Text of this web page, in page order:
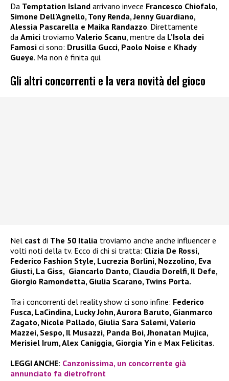
Da Temptation Island arrivano invece Francesco Chiofalo,
Simone Dell’Agnello, Tony Renda, Jenny Guardiano,
Alessia Pascarella e Maika Randazzo. Direttamente
da Amici troviamo Valerio Scanu , mentre da L’Isola dei
Famosi ci sono: Drusilla Gucci, Paolo Noise e Khady
Gueye. Ma non è finita qui.
Gli altri concorrenti e la vera novità del gioco
Nel cast di The 50 Italia troviamo anche anche influencer e
volti noti della tv. Ecco di chi si tratta: Clizia De Rossi,
Federico Fashion Style, Lucrezia Borlini, Nozzolino, Eva
Giusti, La Giss, Giancarlo Danto, Claudia Dorelfi, Il Defe,
Giorgio Ramondetta, Giulia Scarano, Twins Porta.
Tra i concorrenti del reality show ci sono infine: Federico
Fusca, LaCindina, Lucky John, Aurora Baruto, Gianmarco
Zagato, Nicole Pallado, Giulia Sara Salemi, Valerio
Mazzei, Sespo, Il Musazzi, Panda Boi, Jhonatan Mujica,
Merisiel Irum, Alex Caniggia, Giorgia Yin e Max Felicitas.
LEGGI ANCHE: Canzonissima, un concorrente già
annunciato fa dietrofront